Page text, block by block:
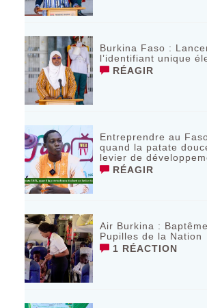
Burkina Faso :
l’identifiant unique
RÉAGIR
Entreprendre au
quand la patate
levier de
RÉAGIR
Air Burkina :
Pupilles de la Nation
1 RÉACTION